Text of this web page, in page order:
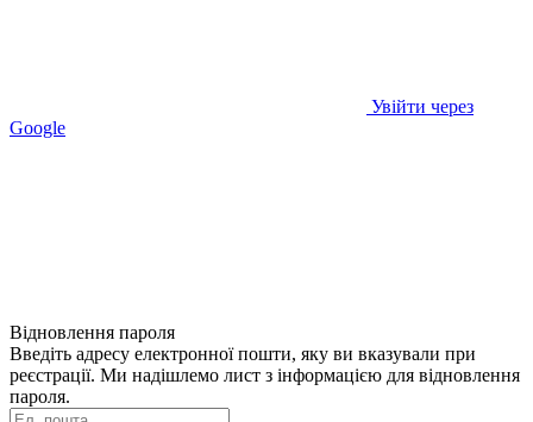
Увійти через
Google
Відновлення пароля
Введіть адресу електронної пошти, яку ви вказували при
реєстрації. Ми надішлемо лист з інформацією для відновлення
пароля.